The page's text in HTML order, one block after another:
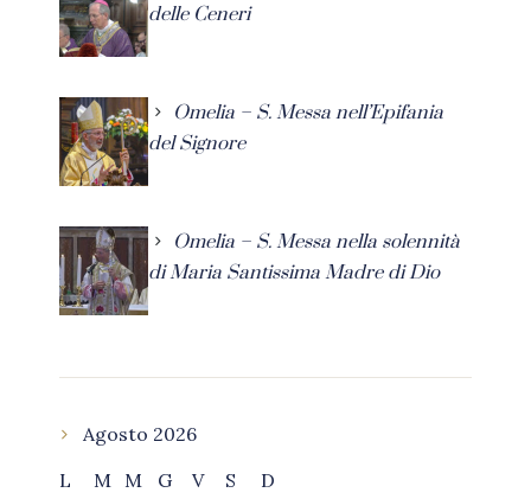
delle Ceneri
Omelia – S. Messa nell’Epifania
del Signore
Omelia – S. Messa nella solennità
di Maria Santissima Madre di Dio
Agosto 2026
L
M M G V S
D